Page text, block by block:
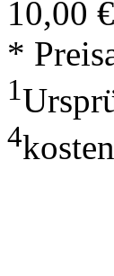
10,00 €
*
1
4